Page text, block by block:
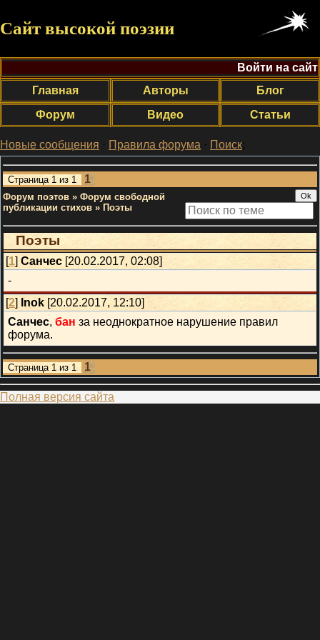
Сайт высокой поэзии
Войти на сайт
Главная
Авторы
Блог
Форум
Видео Статьи
Новые сообщения · Правила форума · Поиск;
Страница 1 из 1 1
Форум поэтов » Форум свободной
публикации стихов » Поэты
Поэты
[1] Санчес [20.02.2017, 02:08]
-
[2] Inok [20.02.2017, 12:10]
Санчес, бан за неоднократное нарушение правил
форума.
Страница 1 из 1 1
Полная версия сайта